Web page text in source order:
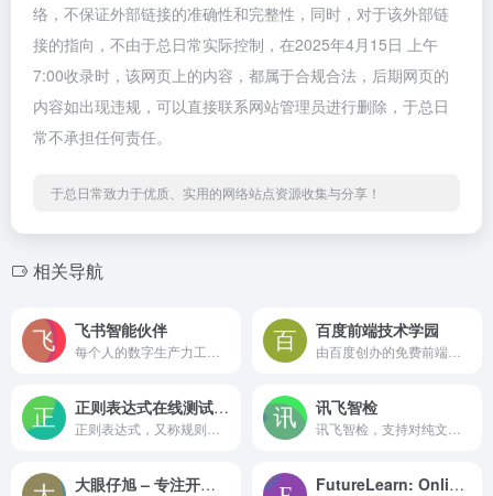
络，不保证外部链接的准确性和完整性，同时，对于该外部链
接的指向，不由于总日常实际控制，在2025年4月15日 上午
7:00收录时，该网页上的内容，都属于合规合法，后期网页的
内容如出现违规，可以直接联系网站管理员进行删除，于总日
常不承担任何责任。
于总日常致力于优质、实用的网络站点资源收集与分享！
相关导航
飞书智能伙伴 百度前端技术学园
正则表达式在线测试工具 讯飞智检
大眼仔旭 – 专注开源软件、视频剪辑、免费商用字体、屏幕录像工具、思维导图等办公资源分享 FutureLearn: Online Courses and Degrees from Top Universities